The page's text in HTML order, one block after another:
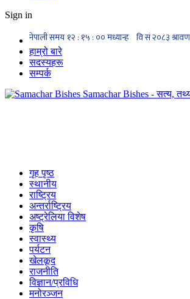
Sign in
हाम्रो बारे
सदस्यहरू
सम्पर्क
Samachar Bishes - सत्य,
गृह पृष्ठ
स्थानीय
राष्ट्रिय
अन्तर्राष्ट्रिय
अष्ट्रेलिया विशेष
कृषि
स्वास्थ्य
पर्यटन
खेलकूद
राजनीति
विज्ञान/प्रविधि
मनोरञ्जन